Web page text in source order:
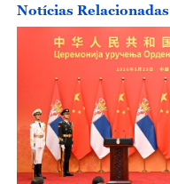
Notícias Relacionadas